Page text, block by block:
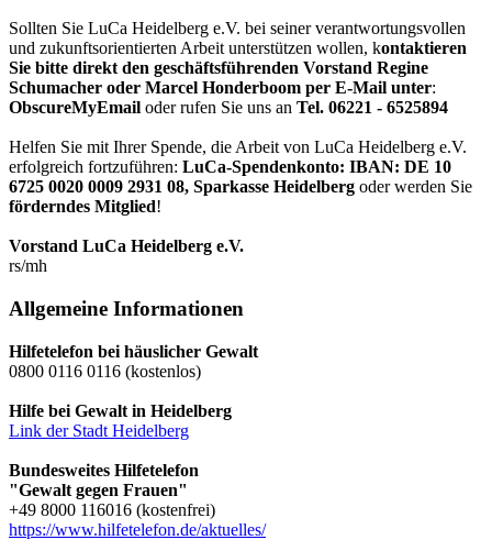
Sollten Sie LuCa Heidelberg e.V. bei seiner verantwortungsvollen
und zukunftsorientierten Arbeit unterstützen wollen, kontaktieren
Sie bitte direkt den geschäftsführenden Vorstand Regine
Schumacher oder Marcel Honderboom per E-Mail unter:
ObscureMyEmail oder rufen Sie uns an Tel. 06221 - 6525894
Helfen Sie mit Ihrer Spende, die Arbeit von LuCa Heidelberg e.V.
erfolgreich fortzuführen: LuCa-Spendenkonto: IBAN: DE 10
6725 0020 0009 2931 08, Sparkasse Heidelberg oder werden Sie
förderndes Mitglied!
Vorstand LuCa Heidelberg e.V.
rs/mh
Allgemeine Informationen
Hilfetelefon bei häuslicher Gewalt
0800 0116 0116 (kostenlos)
Hilfe bei Gewalt in Heidelberg
Link der Stadt Heidelberg
Bundesweites Hilfetelefon
"Gewalt gegen Frauen"
+49 8000 116016 (kostenfrei)
https://www.hilfetelefon.de/aktuelles/